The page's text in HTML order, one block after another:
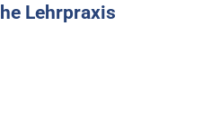
Lehrpraxis